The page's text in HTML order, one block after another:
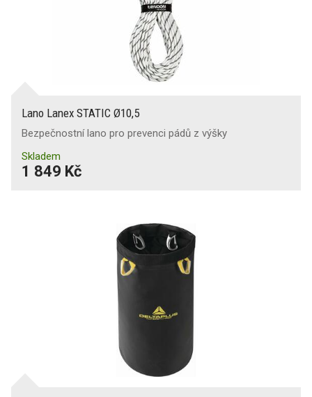
Lano Lanex STATIC Ø10,5
Bezpečnostní lano pro prevenci pádů z výšky
Skladem
1 849 Kč